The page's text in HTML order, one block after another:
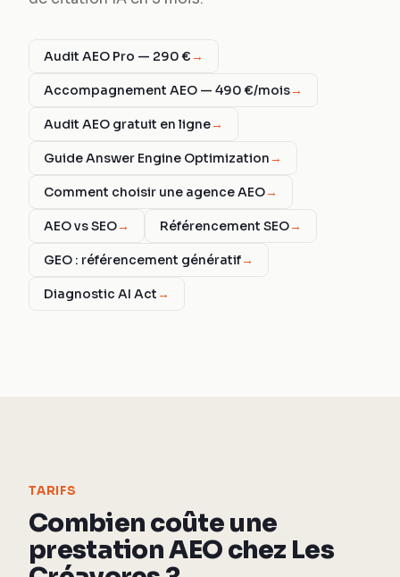
Audit AEO Pro — 290 €→
Accompagnement AEO — 490 €/mois→
Audit AEO gratuit en ligne→
Guide Answer Engine Optimization→
Comment choisir une agence AEO→
AEO vs SEO→ Référencement SEO→
GEO : référencement génératif→
Diagnostic AI Act→
TARIFS
Combien coûte une
prestation AEO chez Les